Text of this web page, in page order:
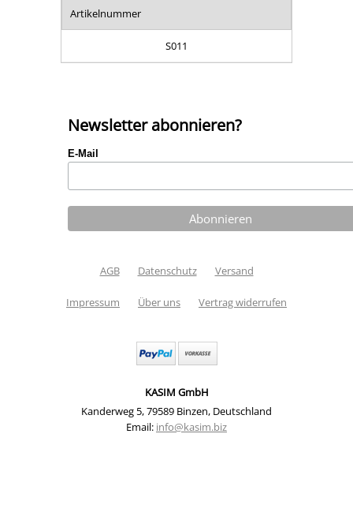
Artikelnummer
S011
Newsletter abonnieren?
E-Mail
AGB Datenschutz Versand
Impressum Über uns Vertrag widerrufen
KASIM GmbH
Kanderweg 5,79589 Binzen, Deutschland
Email: info@kasim.biz